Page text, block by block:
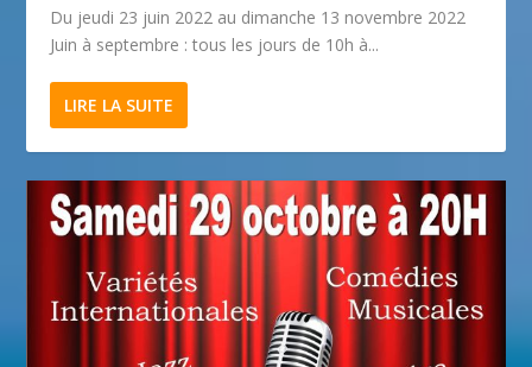
Du jeudi 23 juin 2022 au dimanche 13 novembre 2022
Juin à septembre : tous les jours de 10h à...
LIRE LA SUITE